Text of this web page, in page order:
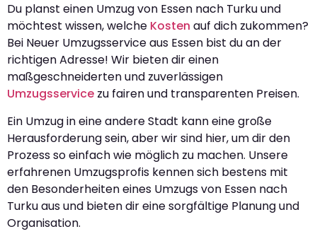
Du planst einen Umzug von Essen nach Turku und
möchtest wissen, welche Kosten auf dich zukommen?
Bei Neuer Umzugsservice aus Essen bist du an der
richtigen Adresse! Wir bieten dir einen
maßgeschneiderten und zuverlässigen
Umzugsservice zu fairen und transparenten Preisen.
Ein Umzug in eine andere Stadt kann eine große
Herausforderung sein, aber wir sind hier, um dir den
Prozess so einfach wie möglich zu machen. Unsere
erfahrenen Umzugsprofis kennen sich bestens mit
den Besonderheiten eines Umzugs von Essen nach
Turku aus und bieten dir eine sorgfältige Planung und
Organisation.